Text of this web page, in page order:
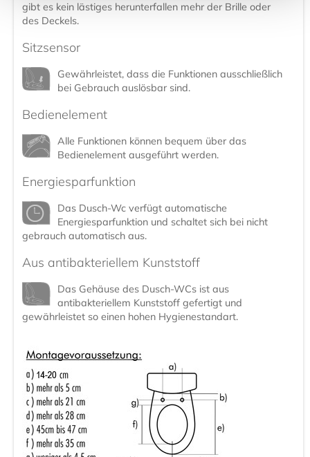
gibt es kein lästiges herunterfallen mehr der Brille oder
des Deckels.
Sitzsensor
Gewährleistet, dass die Funktionen ausschließlich
bei Gebrauch auslösbar sind.
Bedienelement
Alle Funktionen können bequem über das
Bedienelement ausgeführt werden.
Energiesparfunktion
Das Dusch-Wc verfügt automatische
Energiesparfunktion und schaltet sich bei nicht
gebrauch automatisch aus.
Aus antibakteriellem Kunststoff
Das Gehäuse des Dusch-WCs ist aus
antibakteriellem Kunststoff gefertigt und
gewährleistet so einen hohen Hygienestandart.